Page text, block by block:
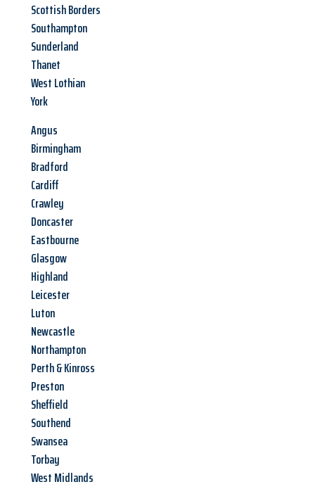
Scottish Borders
Southampton
Sunderland
Thanet
West Lothian
York
Angus
Birmingham
Bradford
Cardiff
Crawley
Doncaster
Eastbourne
Glasgow
Highland
Leicester
Luton
Newcastle
Northampton
Perth & Kinross
Preston
Sheffield
Southend
Swansea
Torbay
West Midlands